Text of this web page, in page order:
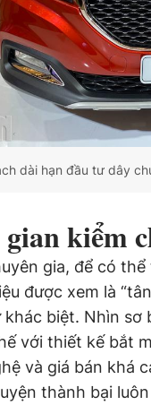
dài hạn đầu tư dây
kiểm
gia, để có
được xem là
biệt. Nhìn sơ
với thiết kế bắt
và giá bán khá
thành bại